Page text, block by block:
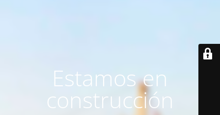
Estamos en
construcción